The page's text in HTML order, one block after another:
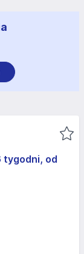
tygodni, od